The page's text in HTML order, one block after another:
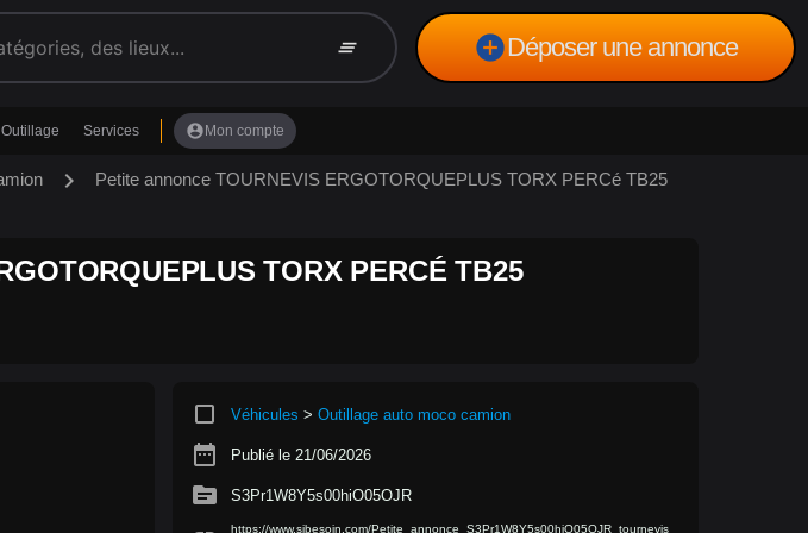
clear_all add_circleDéposer une annonce
Outillage Services account_circle Mon compte
chevron_right Petite annonce TOURNEVIS ERGOTORQUEPLUS TORX PERCé TB25
TORX PERCÉ TB25
crop_square Véhicules > Outillage auto moco camion
date_range Publié le 21/06/2026
source S3Pr1W8Y5s00hiO05OJR
https://www.sibesoin.com/Petite_annonce_S3Pr1W8Y5s00hiO05OJR_tournevis_